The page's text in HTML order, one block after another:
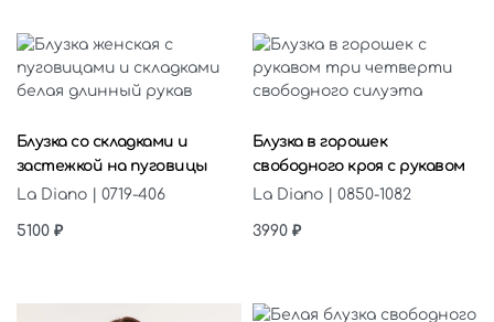
Блузка со складками и
застежкой на пуговицы
La Diano | 0719-406
5100 ₽
Блузка в горошек
свободного кроя с рукавом
La Diano | 0850-1082
3990 ₽